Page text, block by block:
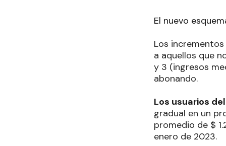
El nuevo
Los
a aquellos que
y 3 (ingresos
abonando.
Los usuarios
gradual en un
promedio de $
enero de 2023.